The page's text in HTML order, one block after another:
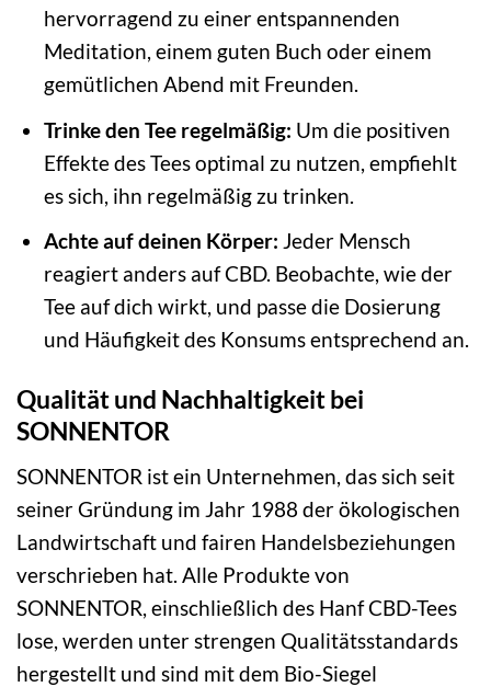
hervorragend zu einer entspannenden
Meditation, einem guten Buch oder einem
gemütlichen Abend mit Freunden.
Trinke den Tee regelmäßig: Um die positiven
Effekte des Tees optimal zu nutzen, empfiehlt
es sich, ihn regelmäßig zu trinken.
Achte auf deinen Körper: Jeder Mensch
reagiert anders auf CBD. Beobachte, wie der
Tee auf dich wirkt, und passe die Dosierung
und Häufigkeit des Konsums entsprechend an.
Qualität und Nachhaltigkeit bei
SONNENTOR
SONNENTOR ist ein Unternehmen, das sich seit
seiner Gründung im Jahr 1988 der ökologischen
Landwirtschaft und fairen Handelsbeziehungen
verschrieben hat. Alle Produkte von
SONNENTOR, einschließlich des Hanf CBD-Tees
lose, werden unter strengen Qualitätsstandards
hergestellt und sind mit dem Bio-Siegel